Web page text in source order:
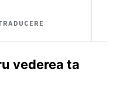
vederea ta